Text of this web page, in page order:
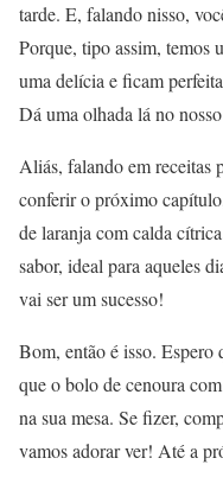
tarde. E, falando nisso,
Porque, tipo assim, temos
uma delícia e ficam
Dá uma olhada lá no
Aliás, falando em receitas
conferir o próximo
de laranja com calda
sabor, ideal para aqueles
vai ser um sucesso!
Bom, então é isso. Espero
que o bolo de cenoura
na sua mesa. Se fizer,
vamos adorar ver! Até a